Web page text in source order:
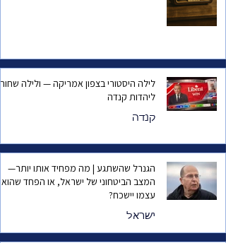
לילה היסטורי בצפון אמריקה — ולילה שחור
ליהדות קנדה
קנדה
הגנרל שהשתגע | מה מפחיד אותו יותר—
המצב הביטחוני של ישראל, או הפחד שהוא
עצמו יישכח?
ישראל